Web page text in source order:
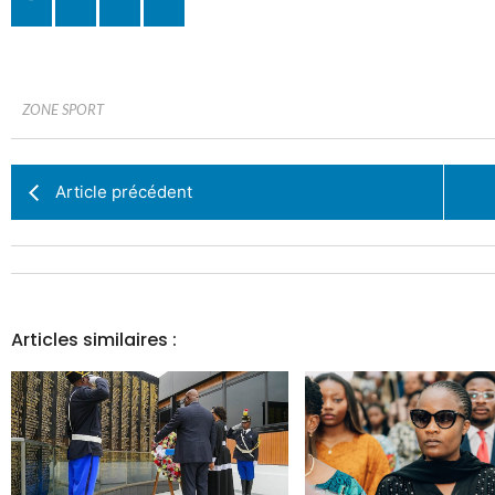
ZONE SPORT
Article précédent
Articles similaires :